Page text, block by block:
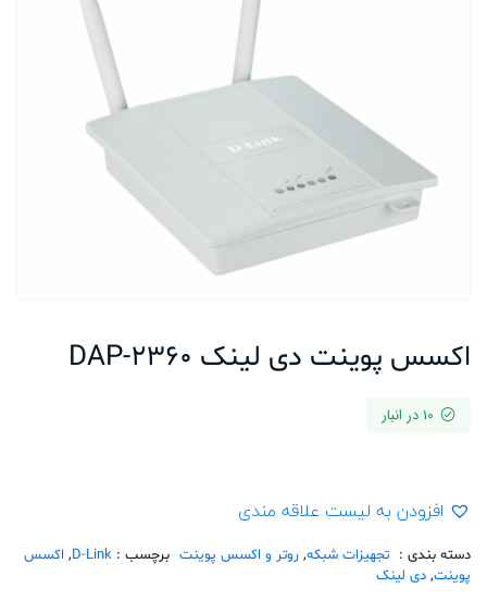
اکسس پوینت دی لینک DAP-2360
10 در انبار
افزودن به لیست علاقه مندی
دسته بندی : تجهیزات شبکه, روتر و اکسس پوینت برچسب : D-Link
, اکسس
پوینت, دی لینک